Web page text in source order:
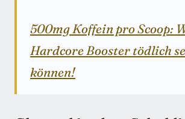
500mg Koffein pro Scoop:
Hardcore Booster tödlich
können!